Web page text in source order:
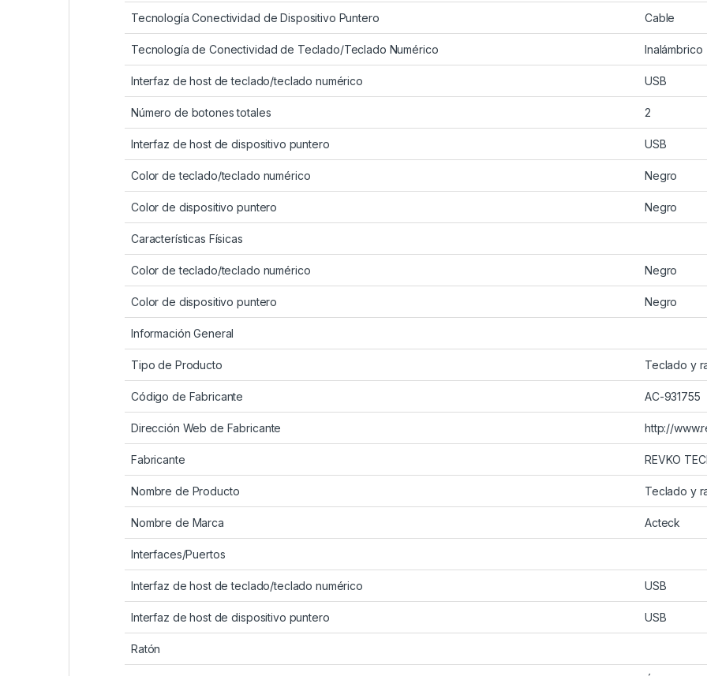
Tecnología Conectividad de Dispositivo Puntero Cable
Tecnología de Conectividad de Teclado/Teclado Numérico Inalámbrico
Interfaz de host de teclado/teclado numérico USB
Número de botones totales 2
Interfaz de host de dispositivo puntero USB
Color de teclado/teclado numérico Negro
Color de dispositivo puntero Negro
Características Físicas
Color de teclado/teclado numérico Negro
Color de dispositivo puntero Negro
Información General
Tipo de Producto Teclado y
Código de Fabricante AC-931755
Dirección Web de Fabricante http://
Fabricante REVKO
Nombre de Producto Teclado y
Nombre de Marca Acteck
Interfaces/Puertos
Interfaz de host de teclado/teclado numérico USB
Interfaz de host de dispositivo puntero USB
Ratón